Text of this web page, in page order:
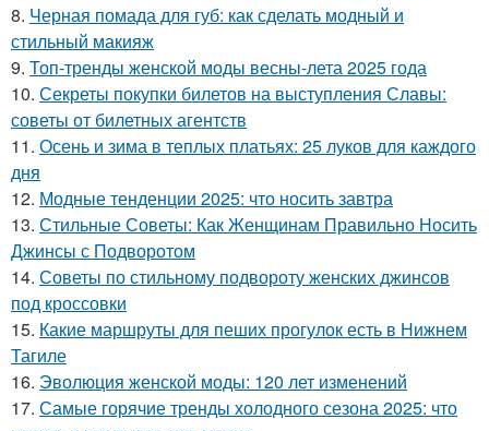
8. Черная помада для губ: как сделать модный и
стильный макияж
9. Топ-тренды женской моды весны-лета 2025 года
10. Секреты покупки билетов на выступления Славы:
советы от билетных агентств
11. Осень и зима в теплых платьях: 25 луков для каждого
дня
12. Модные тенденции 2025: что носить завтра
13. Стильные Советы: Как Женщинам Правильно Носить
Джинсы с Подворотом
14. Советы по стильному подвороту женских джинсов
под кроссовки
15. Какие маршруты для пеших прогулок есть в Нижнем
Тагиле
16. Эволюция женской моды: 120 лет изменений
17. Самые горячие тренды холодного сезона 2025: что